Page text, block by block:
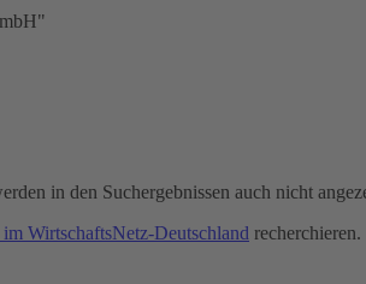
in den Suchergebnissen auch nicht
WirtschaftsNetz-Deutschland recherchieren.